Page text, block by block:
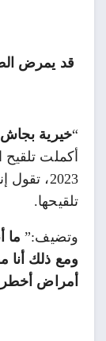
قد يمرض
“خيرية بجاش
2023،
تلقيحها.
وتضيف:”ما
ومع ذلك أنا
أمراض